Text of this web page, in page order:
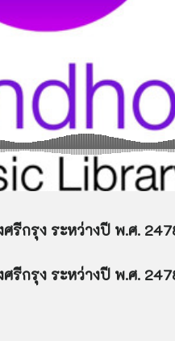
ศรีกรุง ระหว่างปี พ.ศ.
รีกรุง ระหว่างปี พ.ศ.